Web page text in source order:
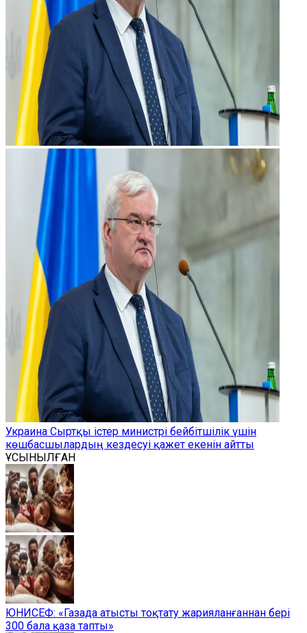
Украина Сыртқы істер министрі бейбітшілік үшін
көшбасшылардың кездесуі қажет екенін айтты
ҰСЫНЫЛҒАН
ЮНИСЕФ: «Газада атысты тоқтату жарияланғаннан бері
300 бала қаза тапты»